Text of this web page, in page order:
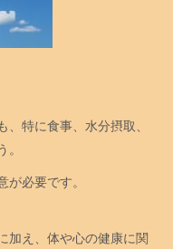
、特に食事、水分摂取、
必要です。
加え、体や心の健康に関